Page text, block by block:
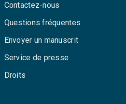
Contactez-nous
Questions fréquentes
Envoyer un manuscrit
Service de presse
Droits